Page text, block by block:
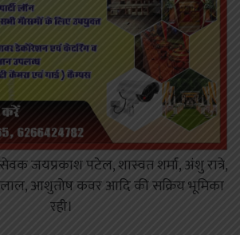
जयप्रकाश पटेल, शास्वत शर्मा, अंशु रात्रे,
आशुतोष कवर आदि की सक्रिय भूमिका
रही।